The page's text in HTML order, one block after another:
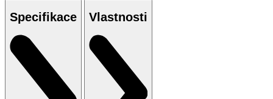
Specifikace Vlastnosti